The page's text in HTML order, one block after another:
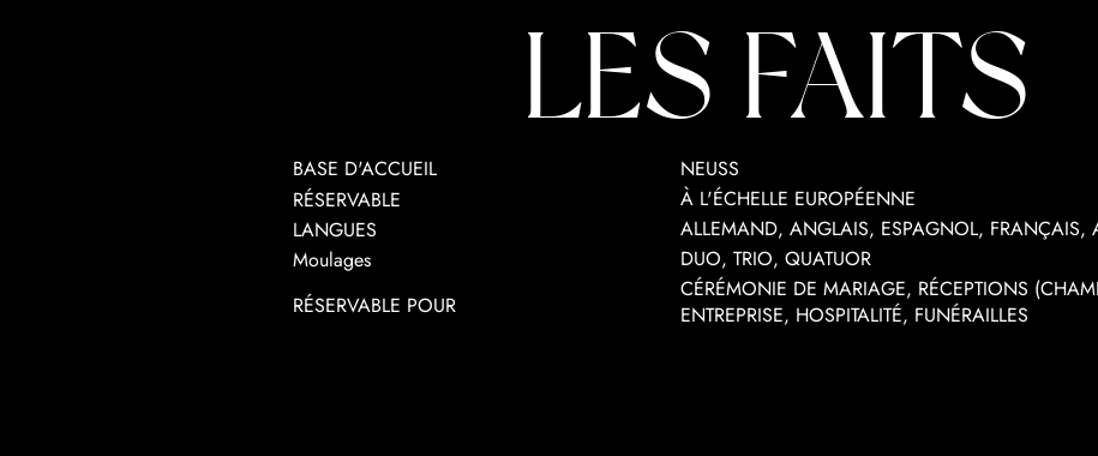
BASE D'ACCUEIL
NEUSS
RÉSERVABLE
À L'ÉCHELLE EUROPÉENNE
LANGUES
ALLEMAND, ANGLAIS, ESPAGNOL, FRANÇAIS,
Moulages
DUO, TRIO, QUATUOR
RÉSERVABLE POUR
CÉRÉMONIE DE MARIAGE, RÉCEPTIONS
ENTREPRISE, HOSPITALITÉ, FUNÉRAILLES
LES FAITS